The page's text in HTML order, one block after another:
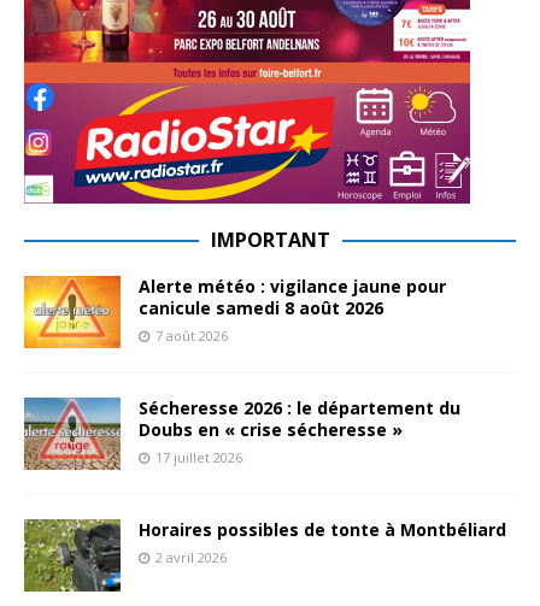
IMPORTANT
Alerte météo : vigilance jaune pour
canicule samedi 8 août 2026
7 août 2026
Sécheresse 2026 : le département du
Doubs en « crise sécheresse »
17 juillet 2026
Horaires possibles de tonte à Montbéliard
2 avril 2026